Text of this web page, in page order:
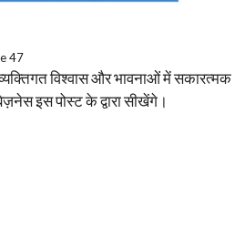
47
विश्वास और भावनाओं में सकारत्मक
इस पोस्ट के द्वारा सीखेंगे।